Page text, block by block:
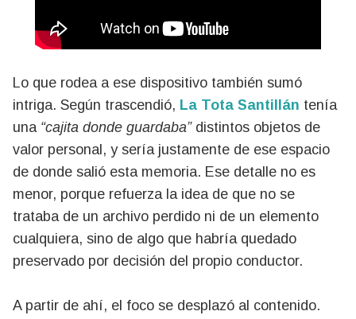
Lo que rodea a ese dispositivo también sumó
intriga. Según trascendió, La Tota Santillán tenía
una“cajita donde guardaba” distintos objetos de
valor personal, y sería justamente de ese espacio
de donde salió esta memoria. Ese detalle no es
menor, porque refuerza la idea de que no se
trataba de un archivo perdido ni de un elemento
cualquiera, sino de algo que habría quedado
preservado por decisión del propio conductor.
A partir de ahí, el foco se desplazó al contenido.